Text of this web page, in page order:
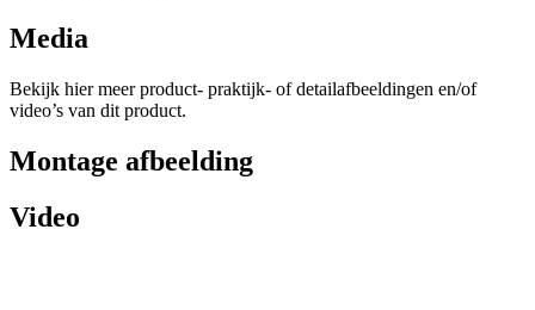
Media
Bekijk hier meer product- praktijk- of detailafbeeldingen en/of
video’s van dit product.
Montage afbeelding
Video